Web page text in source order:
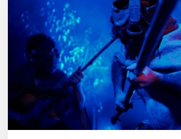
tiempos
Wiñoy
Tripantü,
KOLLONG
impacta
la